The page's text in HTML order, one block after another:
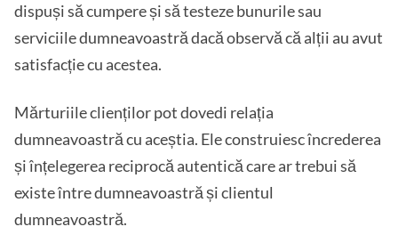
dispuși să cumpere și să testeze bunurile sau
serviciile dumneavoastră dacă observă că alții au avut
satisfacție cu acestea.
Mărturiile clienților pot dovedi relația
dumneavoastră cu aceștia. Ele construiesc încrederea
și înțelegerea reciprocă autentică care ar trebui să
existe între dumneavoastră și clientul
dumneavoastră.